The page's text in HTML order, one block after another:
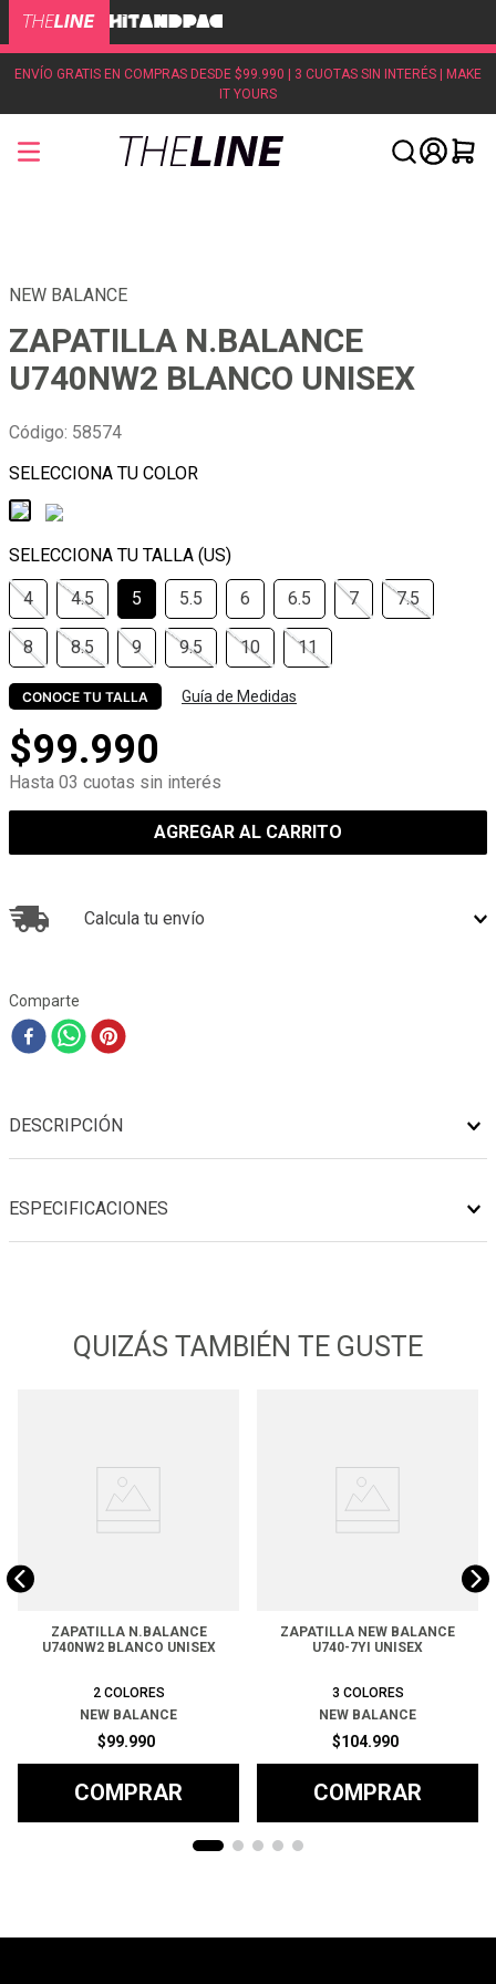
ENVÍO GRATIS EN COMPRAS DESDE $99.990 | 3 CUOTAS SIN INTERÉS | MAKE
IT YOURS
NEW BALANCE
ZAPATILLA N.BALANCE
U740NW2 BLANCO UNISEX
Código: 58574
4 4.5 5 5.5 6 6.5 7 7.5
8 8.5 9 9.5 10 11
CONOCE TU TALLA Guía de Medidas
$99.990
Hasta 03 cuotas sin interés
AGREGAR AL CARRITO
Calcula tu envío
Comparte
DESCRIPCIÓN
ESPECIFICACIONES
QUIZÁS TAMBIÉN TE GUSTE
ZAPATILLA N.BALANCE
U740NW2 BLANCO UNISEX
2 COLORES
NEW BALANCE
$99.990
COMPRAR
ZAPATILLA NEW BALANCE
U740-7YI UNISEX
3 COLORES
NEW BALANCE
$104.990
COMPRAR